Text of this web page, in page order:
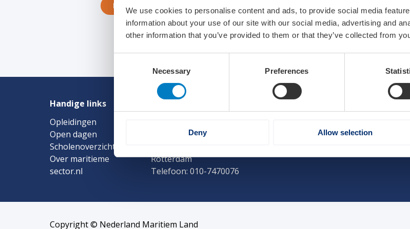
We use cookies to personalise content and ads, to provide social media
information about your use of our site with our social media, advertising and
other information that you’ve provided to them or that they’ve collected from
Necessary Preferences
Deny Allow selection
Lees meer
Handige links
Opleidingen
Open dagen
Scholenoverzicht
Over maritieme
sector.nl
Boompjes 40
Rotterdam
Telefoon: 010-7470076
Copyright © Nederland Maritiem Land